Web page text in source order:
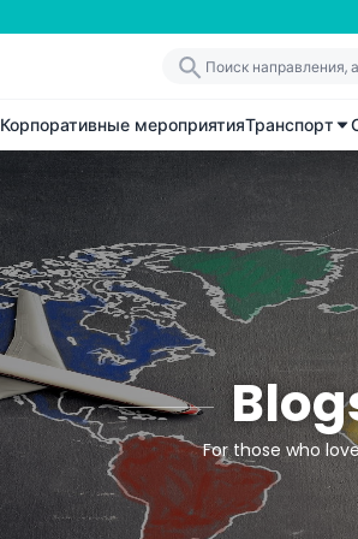
Корпоративные мероприятияТранспорт
For those who